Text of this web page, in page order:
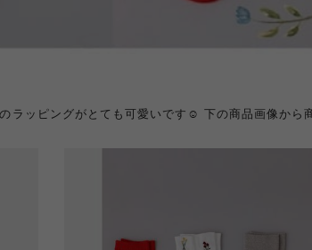
ラッピングがとても可愛いです☺︎ 下の商品画像から